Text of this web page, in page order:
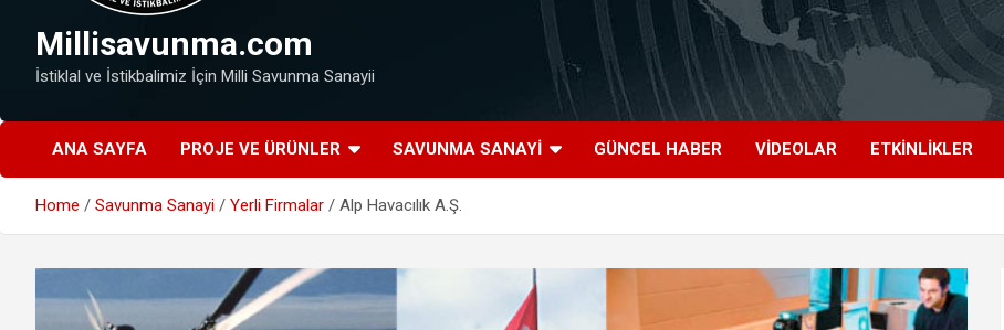
Millisavunma.com
İstiklal ve İstikbalimiz İçin Milli Savunma Sanayii
ANA SAYFA PROJE VE ÜRÜNLER SAVUNMA SANAYI GÜNCEL HABER VIDEOLAR ETKINLIKLER
Home Savunma Sanayi Yerli Firmalar Alp Havacılık A.Ş.